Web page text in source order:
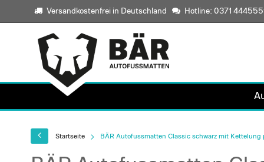
Versandkostenfrei in Deutschland Hotline: 0371
Startseite BÄR Autofussmatten Classic schwarz mit